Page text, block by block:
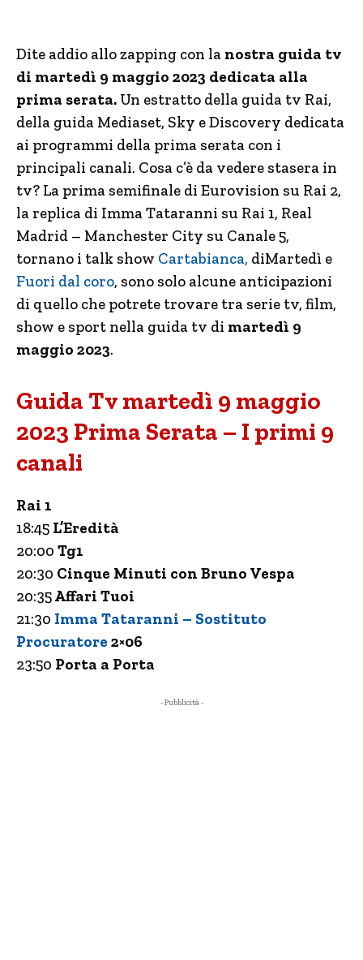
Dite addio allo zapping con la nostra guida tv
di martedì 9 maggio 2023 dedicata alla
prima serata. Un estratto della guida tv Rai,
della guida Mediaset, Sky e Discovery dedicata
ai programmi della prima serata con i
principali canali. Cosa c’è da vedere stasera in
tv? La prima semifinale di Eurovision su Rai 2,
la replica di Imma Tataranni su Rai 1, Real
Madrid – Manchester City su Canale 5,
tornano i talk show Cartabianca, diMartedì e
Fuori dal coro, sono solo alcune anticipazioni
di quello che potrete trovare tra serie tv, film,
show e sport nella guida tv di martedì 9
maggio 2023.
Guida Tv martedì 9 maggio
2023 Prima Serata – I primi 9
canali
Rai 1
18:45 L’Eredità
20:00 Tg1
20:30 Cinque Minuti con Bruno Vespa
20:35Affari Tuoi
21:30 Imma Tataranni – Sostituto
Procuratore 2×06
23:50 Porta a Porta
- Pubblicità -